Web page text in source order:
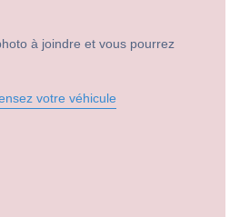
à joindre et vous pourrez
votre véhicule